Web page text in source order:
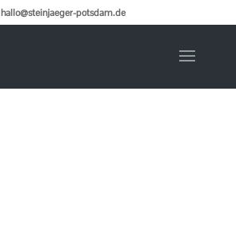
hallo@steinjaeger-potsdam.de